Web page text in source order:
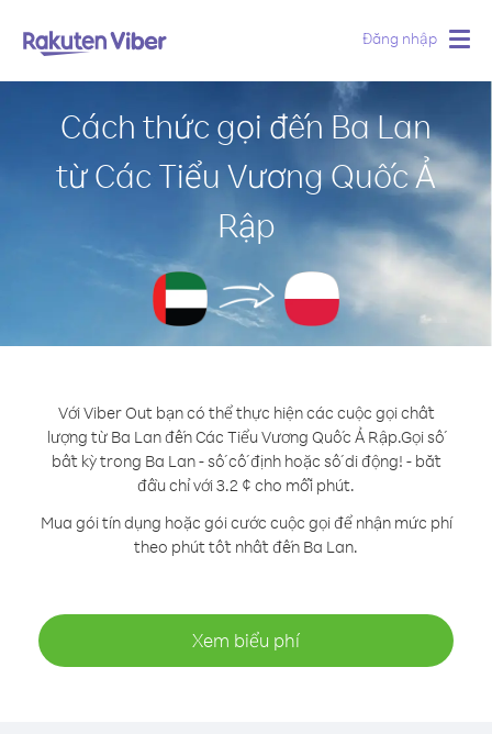
Đăng nhập
Cách thức gọi đến Ba Lan
từ Các Tiểu Vương Quốc Ả
Rập
Với Viber Out bạn có thể thực hiện các cuộc gọi chất
lượng từ Ba Lan đến Các Tiểu Vương Quốc Ả Rập.Gọi số
bất kỳ trong Ba Lan - số cố định hoặc số di động! - bắt
đầu chỉ với 3.2 ¢ cho mỗi phút.
Mua gói tín dụng hoặc gói cước cuộc gọi để nhận mức phí
theo phút tốt nhất đến Ba Lan.
Xem biểu phí